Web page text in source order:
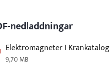
nedladdningar
Elektromagneter I Krankatalog
9,70 MB